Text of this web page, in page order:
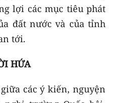
lợi các mục tiêu phát
đất nước và của tỉnh
tới.
HỨA
các ý kiến, nguyện